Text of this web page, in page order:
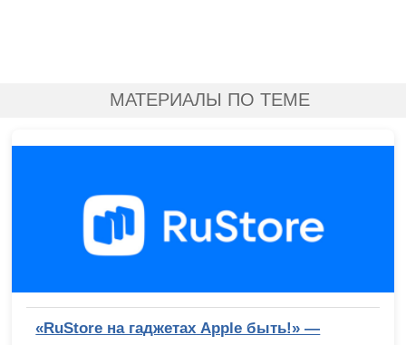
МАТЕРИАЛЫ ПО ТЕМЕ
«RuStore на гаджетах Apple быть!» —